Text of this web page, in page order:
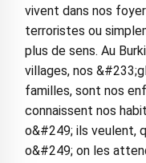
vivent dans nos
terroristes ou
plus de sens. Au
villages, nos
familles, sont nos
connaissent nos
o&#249; ils veulent,
o&#249; on les